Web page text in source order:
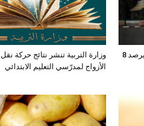
وزارة التربية تنشر نتائج حركة
الأزواج لمدرّسي التعليم الابتدائي
صندوق حماية المناطق السياحية يرصد 8